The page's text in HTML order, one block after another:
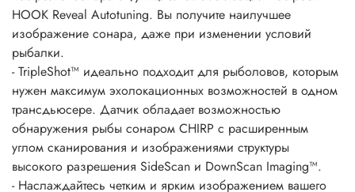
HOOK Reveal Autotuning. Вы получите наилучшее
изображение сонара, даже при изменении условий
рыбалки.
- TripleShot™ идеально подходит для рыболовов, которым
нужен максимум эхолокационных возможностей в одном
трансдьюсере. Датчик обладает возможностью
обнаружения рыбы сонаром CHIRP с расширенным
углом сканирования и изображениями структуры
высокого разрешения SideScan и DownScan Imaging™.
- Наслаждайтесь четким и ярким изображением вашего